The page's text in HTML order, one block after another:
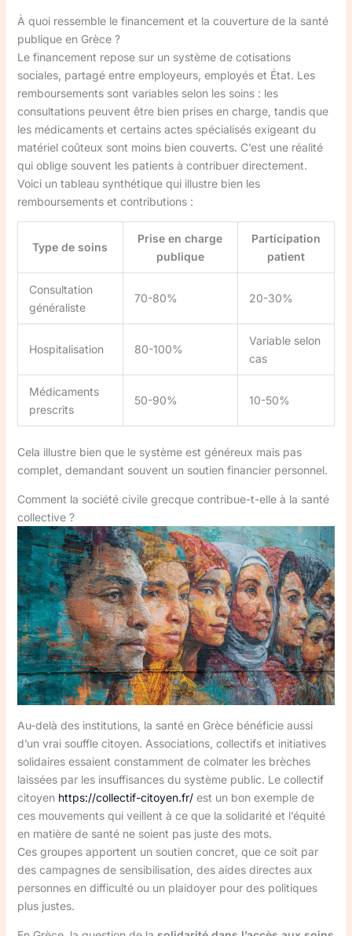
À quoi ressemble le financement et la couverture de la santé
publique en Grèce ?
Le financement repose sur un système de cotisations
sociales, partagé entre employeurs, employés et État. Les
remboursements sont variables selon les soins : les
consultations peuvent être bien prises en charge, tandis que
les médicaments et certains actes spécialisés exigeant du
matériel coûteux sont moins bien couverts. C’est une réalité
qui oblige souvent les patients à contribuer directement.
Voici un tableau synthétique qui illustre bien les
remboursements et contributions :
Type de soins
Prise en charge
publique
Participation
patient
Consultation
généraliste
70-80% 20-30%
Hospitalisation 80-100%
Variable selon
cas
Médicaments
prescrits
50-90% 10-50%
Cela illustre bien que le système est généreux mais pas
complet, demandant souvent un soutien financier personnel.
Comment la société civile grecque contribue-t-elle à la santé
collective ?
Au-delà des institutions, la santé en Grèce bénéficie aussi
d’un vrai souffle citoyen. Associations, collectifs et initiatives
solidaires essaient constamment de colmater les brèches
laissées par les insuffisances du système public. Le collectif
citoyen https://collectif-citoyen.fr/est un bon exemple de
ces mouvements qui veillent à ce que la solidarité et l’équité
en matière de santé ne soient pas juste des mots.
Ces groupes apportent un soutien concret, que ce soit par
des campagnes de sensibilisation, des aides directes aux
personnes en difficulté ou un plaidoyer pour des politiques
plus justes.